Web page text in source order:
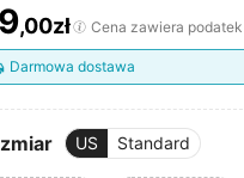
AND
,00zł Cena zawiera podatek
Darmowa dostawa
US Standard